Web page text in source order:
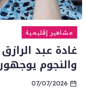
مشاهير إقليمية
غادة عبد
والنجوم
07/07/2026